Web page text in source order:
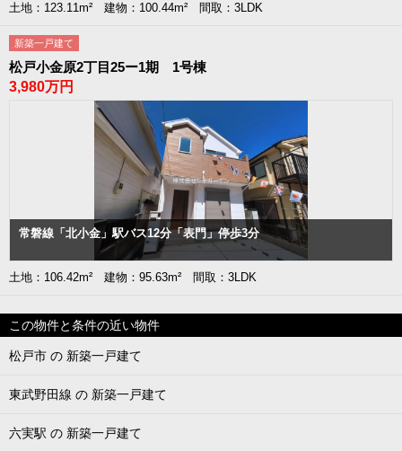
土地：123.11m² 建物：100.44m² 間取：3LDK
新築一戸建て
松戸小金原2丁目25ー1期 1号棟
3,980万円
常磐線「北小金」駅バス12分「表門」停歩3分
土地：106.42m² 建物：95.63m² 間取：3LDK
この物件と条件の近い物件
松戸市 の 新築一戸建て
東武野田線 の 新築一戸建て
六実駅 の 新築一戸建て